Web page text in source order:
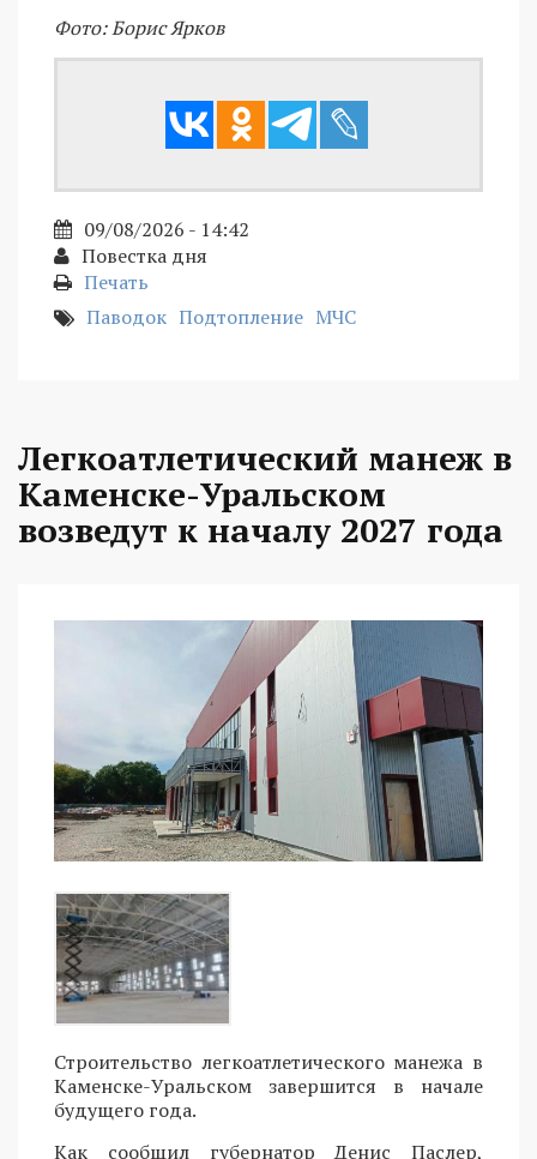
Фото: Борис Ярков
09/08/2026 - 14:42
Повестка дня
Печать
Паводок Подтопление МЧС
Легкоатлетический манеж в
Каменске-Уральском
возведут к началу 2027 года
Строительство легкоатлетического манежа в
Каменске-Уральском завершится в начале
будущего года.
Как сообщил губернатор Денис Паслер,